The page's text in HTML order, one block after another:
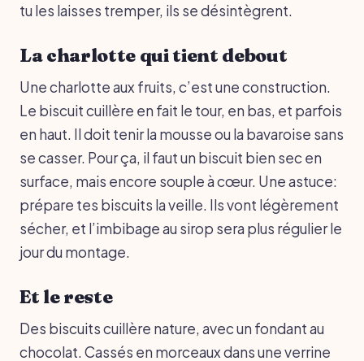
tu les laisses tremper, ils se désintègrent.
La charlotte qui tient debout
Une charlotte aux fruits, c’est une construction.
Le biscuit cuillère en fait le tour, en bas, et parfois
en haut. Il doit tenir la mousse ou la bavaroise sans
se casser. Pour ça, il faut un biscuit bien sec en
surface, mais encore souple à cœur. Une astuce:
prépare tes biscuits la veille. Ils vont légèrement
sécher, et l’imbibage au sirop sera plus régulier le
jour du montage.
Et le reste
Des biscuits cuillère nature, avec un fondant au
chocolat. Cassés en morceaux dans une verrine